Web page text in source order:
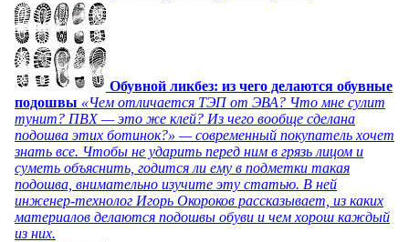
Обувной ликбез: из чего делаются обувные
подошвы «Чем отличается ТЭП от ЭВА? Что мне сулит
тунит? ПВХ — это же клей? Из чего вообще сделана
подошва этих ботинок?» — современный покупатель хочет
знать все. Чтобы не ударить перед ним в грязь лицом и
суметь объяснить, годится ли ему в подметки такая
подошва, внимательно изучите эту статью. В ней
инженер-технолог Игорь Окороков рассказывает, из каких
материалов делаются подошвы обуви и чем хорош каждый
из них.